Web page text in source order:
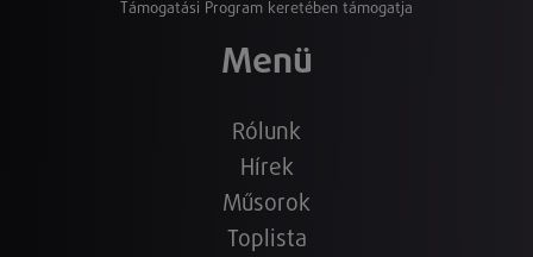
Támogatási Program keretében támogatja
Menü
Rólunk
Hírek
Műsorok
Toplista